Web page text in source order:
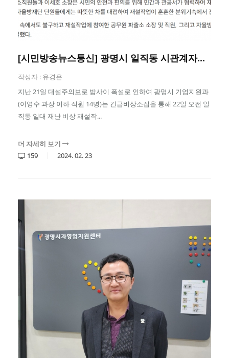
[시민방송뉴스통신] 광명시 일직동 시관계자...
작성자 : 유경은
지난 21일 대설주의보로 밤사이 폭설로 인하여 광명시 기업지원과
(이영수 과장 이하 직원 14명)는 긴급비상소집을 통해 22일 오전 일
직동 일대 재난 비상 재설작...
더 자세히 보기
159
2024.02.23